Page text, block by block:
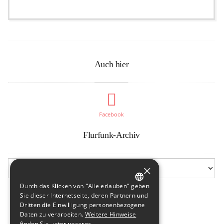
Auch hier
Facebook
Flurfunk-Archiv
GERMAN
ENGLISH
×
Durch das Klicken von "Alle erlauben" geben
Sie dieser Internetseite, deren Partnern und
Dritten die Einwilligung personenbezogene
Daten zu verarbeiten. Weitere Hinweise